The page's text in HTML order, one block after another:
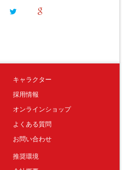
キャラクター
採用情報
オンラインショップ
よくある質問
お問い合わせ
推奨環境